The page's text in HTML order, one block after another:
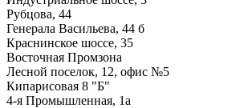
Рубцова, 44
Генерала Васильева, 44 б
Краснинское шоссе, 35
Восточная Промзона
Лесной поселок, 12, офис №5
Кипарисовая 8 "Б"
4-я Промышленная, 1а